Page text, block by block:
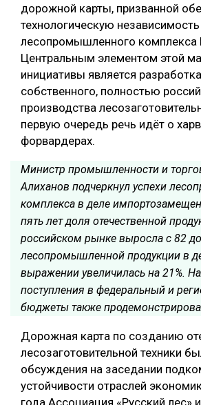
дорожной карты, призванной
технологическую независимость
лесопромышленного комплекса
Центральным элементом этой
инициативы является
собственного, полностью
производства
первую очередь речь идёт о
форвардерах.
Министр промышленности и
Алиханов подчеркнул успехи
комплекса в деле
пять лет доля отечественной
российском рынке выросла с 82 до
лесопромышленной продукции в
выражении увеличилась на 21%.
поступления в федеральный и
бюджеты также
Дорожная карта по созданию
лесозаготовительной техники
обсуждения на заседании
устойчивости отраслей
года Ассоциация «Русский лес»